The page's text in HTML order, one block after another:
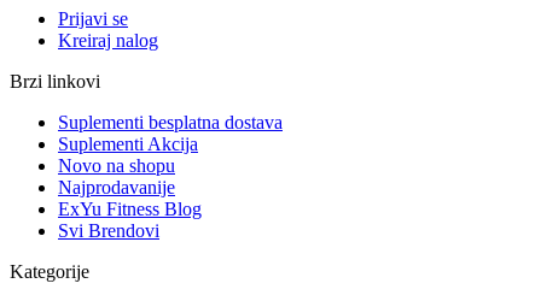
Prijavi se
Kreiraj nalog
Brzi linkovi
Suplementi besplatna dostava
Suplementi Akcija
Novo na shopu
Najprodavanije
ExYu Fitness Blog
Svi Brendovi
Kategorije